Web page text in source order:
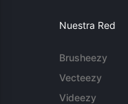
Nuestra Red
Brusheezy
Vecteezy
Videezy